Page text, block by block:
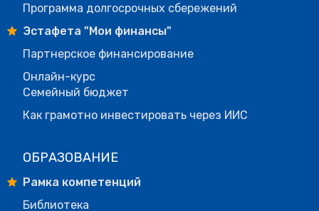
Программа долгосрочных сбережений
Эстафета "Мои финансы"
Партнерское финансирование
Онлайн-курс
Семейный бюджет
Как грамотно инвестировать через ИИС
ОБРАЗОВАНИЕ
Рамка компетенций
Библиотека